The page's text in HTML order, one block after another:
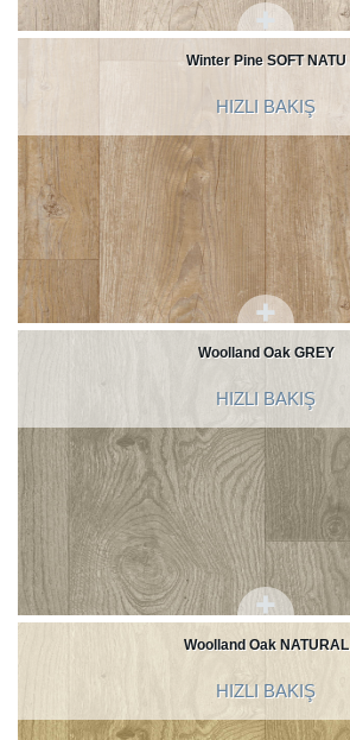
Winter Pine SOFT NATU
HIZLI BAKIŞ
Woolland Oak GREY
HIZLI BAKIŞ
Woolland Oak NATURAL
HIZLI BAKIŞ